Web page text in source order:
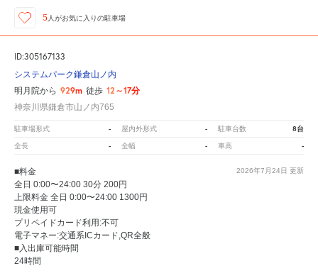
5 人がお気に入りの駐車場
ID:305167133
システムパーク鎌倉山ノ内
明月院から 929m 徒歩 12～17分
神奈川県鎌倉市山ノ内765
駐車場形式 - 屋内外形式 - 駐車台数 8台
全長 - 全幅 - 車高 -
2026年7月24日 更新
■料金
全日 0:00〜24:00 30分 200円
上限料金 全日 0:00〜24:00 1300円
現金使用可
プリペイドカード利用:不可
電子マネー:交通系ICカード,QR全般
■入出庫可能時間
24時間